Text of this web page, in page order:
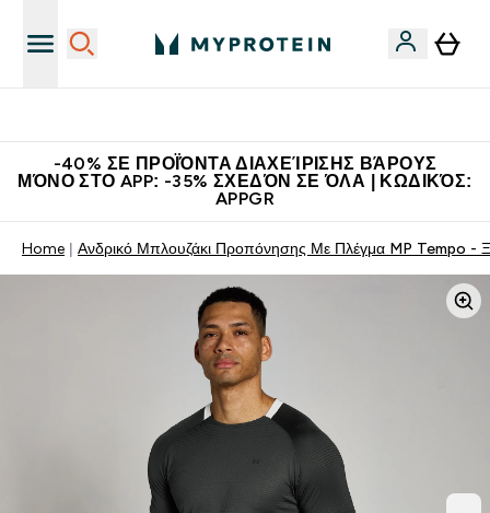
-40% ΣΕ ΠΡΟΪΌΝΤΑ ΔΙΑΧΕΊΡΙΣΗΣ ΒΆΡΟΥΣ
ΜΌΝΟ ΣΤΟ APP: -35% ΣΧΕΔΌΝ ΣΕ ΌΛΑ | ΚΩΔΙΚΌΣ:
APPGR
Home Ανδρικό Μπλουζάκι Προπόνησης Με Πλέγμα MP Tempo -